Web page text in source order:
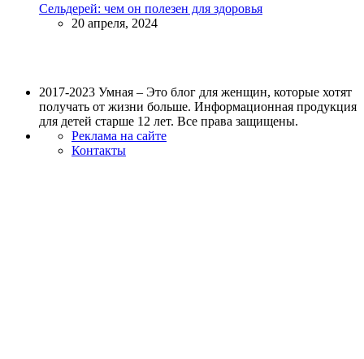
Сельдерей: чем он полезен для здоровья
20 апреля, 2024
2017-2023 Умная – Это блог для женщин, которые хотят
получать от жизни больше. Информационная продукция
для детей старше 12 лет. Все права защищены.
Реклама на сайте
Контакты